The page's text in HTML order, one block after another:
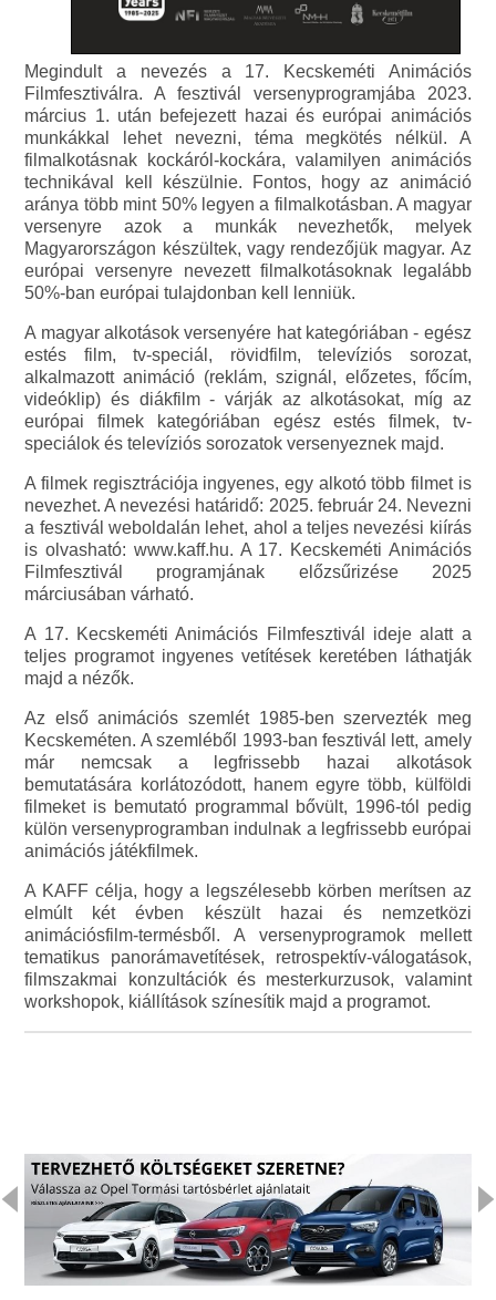
Megindult a nevezés a 17. Kecskeméti Animációs
Filmfesztiválra. A fesztivál versenyprogramjába 2023.
március 1. után befejezett hazai és európai animációs
munkákkal lehet nevezni, téma megkötés nélkül. A
filmalkotásnak kockáról-kockára, valamilyen animációs
technikával kell készülnie. Fontos, hogy az animáció
aránya több mint 50% legyen a filmalkotásban. A magyar
versenyre azok a munkák nevezhetők, melyek
Magyarországon készültek, vagy rendezőjük magyar. Az
európai versenyre nevezett filmalkotásoknak legalább
50%-ban európai tulajdonban kell lenniük.
A magyar alkotások versenyére hat kategóriában - egész
estés film, tv-speciál, rövidfilm, televíziós sorozat,
alkalmazott animáció (reklám, szignál, előzetes, főcím,
videóklip) és diákfilm - várják az alkotásokat, míg az
európai filmek kategóriában egész estés filmek, tv-
speciálok és televíziós sorozatok versenyeznek majd.
A filmek regisztrációja ingyenes, egy alkotó több filmet is
nevezhet. A nevezési határidő: 2025. február 24. Nevezni
a fesztivál weboldalán lehet, ahol a teljes nevezési kiírás
is olvasható: www.kaff.hu. A 17. Kecskeméti Animációs
Filmfesztivál programjának előzsűrizése 2025
márciusában várható.
A 17. Kecskeméti Animációs Filmfesztivál ideje alatt a
teljes programot ingyenes vetítések keretében láthatják
majd a nézők.
Az első animációs szemlét 1985-ben szervezték meg
Kecskeméten. A szemléből 1993-ban fesztivál lett, amely
már nemcsak a legfrissebb hazai alkotások
bemutatására korlátozódott, hanem egyre több, külföldi
filmeket is bemutató programmal bővült, 1996-tól pedig
külön versenyprogramban indulnak a legfrissebb európai
animációs játékfilmek.
A KAFF célja, hogy a legszélesebb körben merítsen az
elmúlt két évben készült hazai és nemzetközi
animációsfilm-termésből. A versenyprogramok mellett
tematikus panorámavetítések, retrospektív-válogatások,
filmszakmai konzultációk és mesterkurzusok, valamint
workshopok, kiállítások színesítik majd a programot.